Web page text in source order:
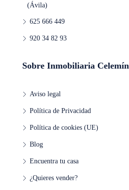
(Ávila)
625 666 449
920 34 82 93
Sobre Inmobiliaria Celemín
Aviso legal
Política de Privacidad
Política de cookies (UE)
Blog
Encuentra tu casa
¿Quieres vender?